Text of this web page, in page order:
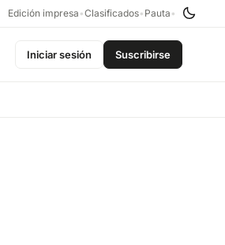
Edición impresa •Clasificados• Pauta •
Iniciar sesión Suscribirse